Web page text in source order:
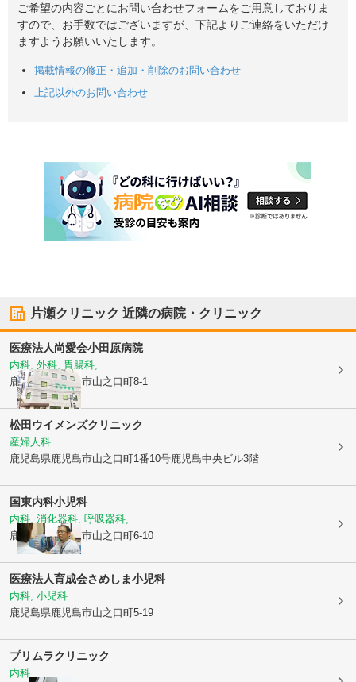
ご希望の内容ごとにお問い合わせフォームをご用意しておりま
すので、お手数ではございますが、下記よりご連絡をいただけ
ますようお願いいたします。
掲載情報の修正・追加・削除のお問い合わせ
上記以外のお問い合わせ
片瀬クリニック 近隣の病院・クリニック
医療法人尚愛会小田原病院
内科, 外科, 胃腸科, ...
鹿児島県鹿児島市山之口町8-1
松田ウイメンズクリニック
産婦人科
鹿児島県鹿児島市山之口町1番10号鹿児島中央ビル3階
国東内科小児科
内科, 消化器科, 呼吸器科, ...
鹿児島県鹿児島市山之口町6-10
医療法人育成会さめしま小児科
内科, 小児科
鹿児島県鹿児島市山之口町5-19
プリムラクリニック
内科